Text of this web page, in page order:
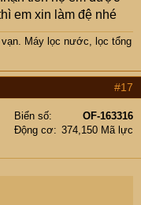
em xin làm đệ nhé
. Máy lọc nước, lọc tổng
#17
Biển số
OF-163316
Động cơ
374,150 Mã lực